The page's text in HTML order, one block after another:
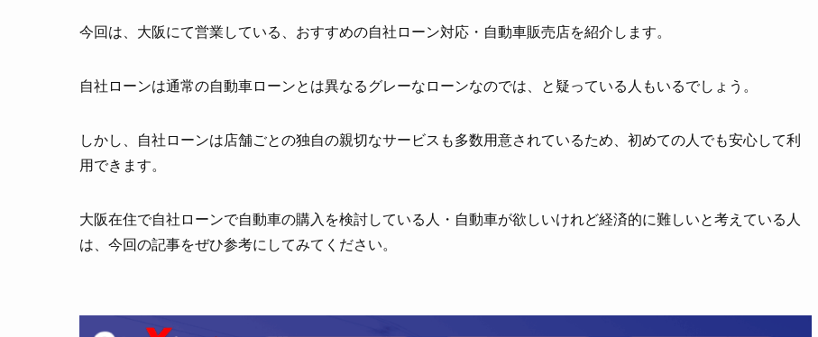
今回は、大阪にて営業している、おすすめの自社ローン対応・自動車販売店を紹介します。
自社ローンは通常の自動車ローンとは異なるグレーなローンなのでは、と疑っている人もいるでしょう。
しかし、自社ローンは店舗ごとの独自の親切なサービスも多数用意されているため、初めての人でも安心して利
用できます。
大阪在住で自社ローンで自動車の購入を検討している人・自動車が欲しいけれど経済的に難しいと考えている人
は、今回の記事をぜひ参考にしてみてください。